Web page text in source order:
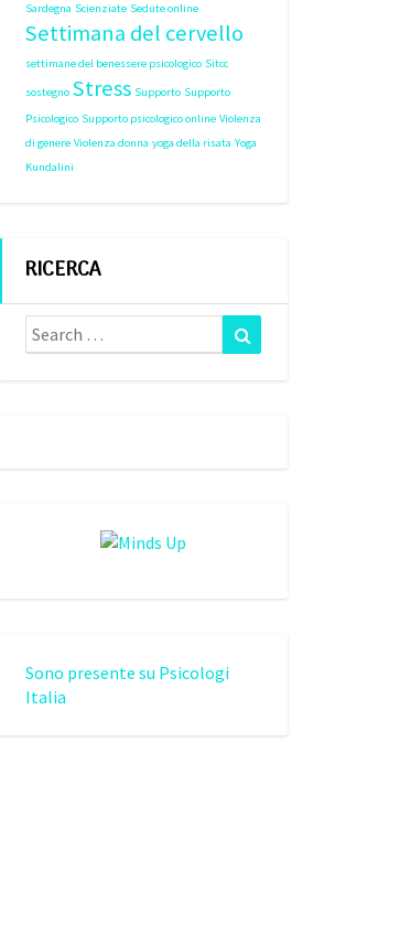
Sardegna Scienziate Sedute online
Settimana del cervello
settimane del benessere psicologico Sitcc
sostegno Stress Supporto Supporto
Psicologico Supporto psicologico online Violenza
di genere Violenza donna yoga della risata Yoga
Kundalini
RICERCA
Search
for:
Sono presente su Psicologi
Italia